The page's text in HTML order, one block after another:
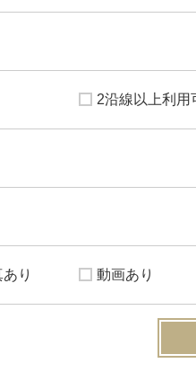
2沿線以上利用
り 動画あり